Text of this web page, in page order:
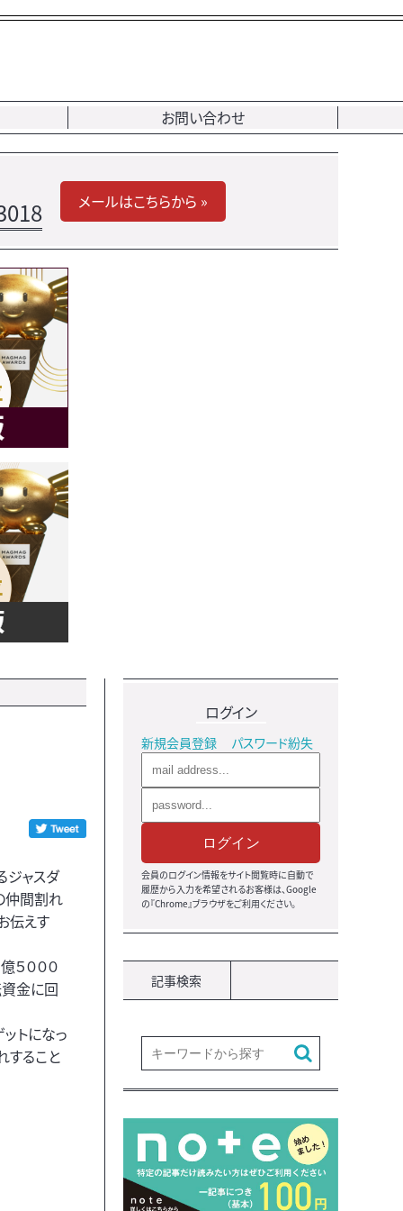
お問い合わせ
メールはこちらから »
ジャスダ
仲間割れ
伝えす
５０００
金に回
トになっ
すること
ログイン
新規会員登録 パスワード紛失
ログイン
会員のログイン情報をサイト閲覧時に自動で
履歴から入力を希望されるお客様は、Google
の『Chrome』ブラウザをご利用ください。
記事検索